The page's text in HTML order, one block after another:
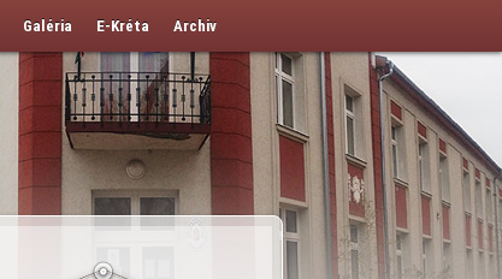
Galéria E-Kréta Archiv